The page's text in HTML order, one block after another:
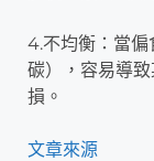
4.不均衡：當
碳），容易導
損。
文章來源